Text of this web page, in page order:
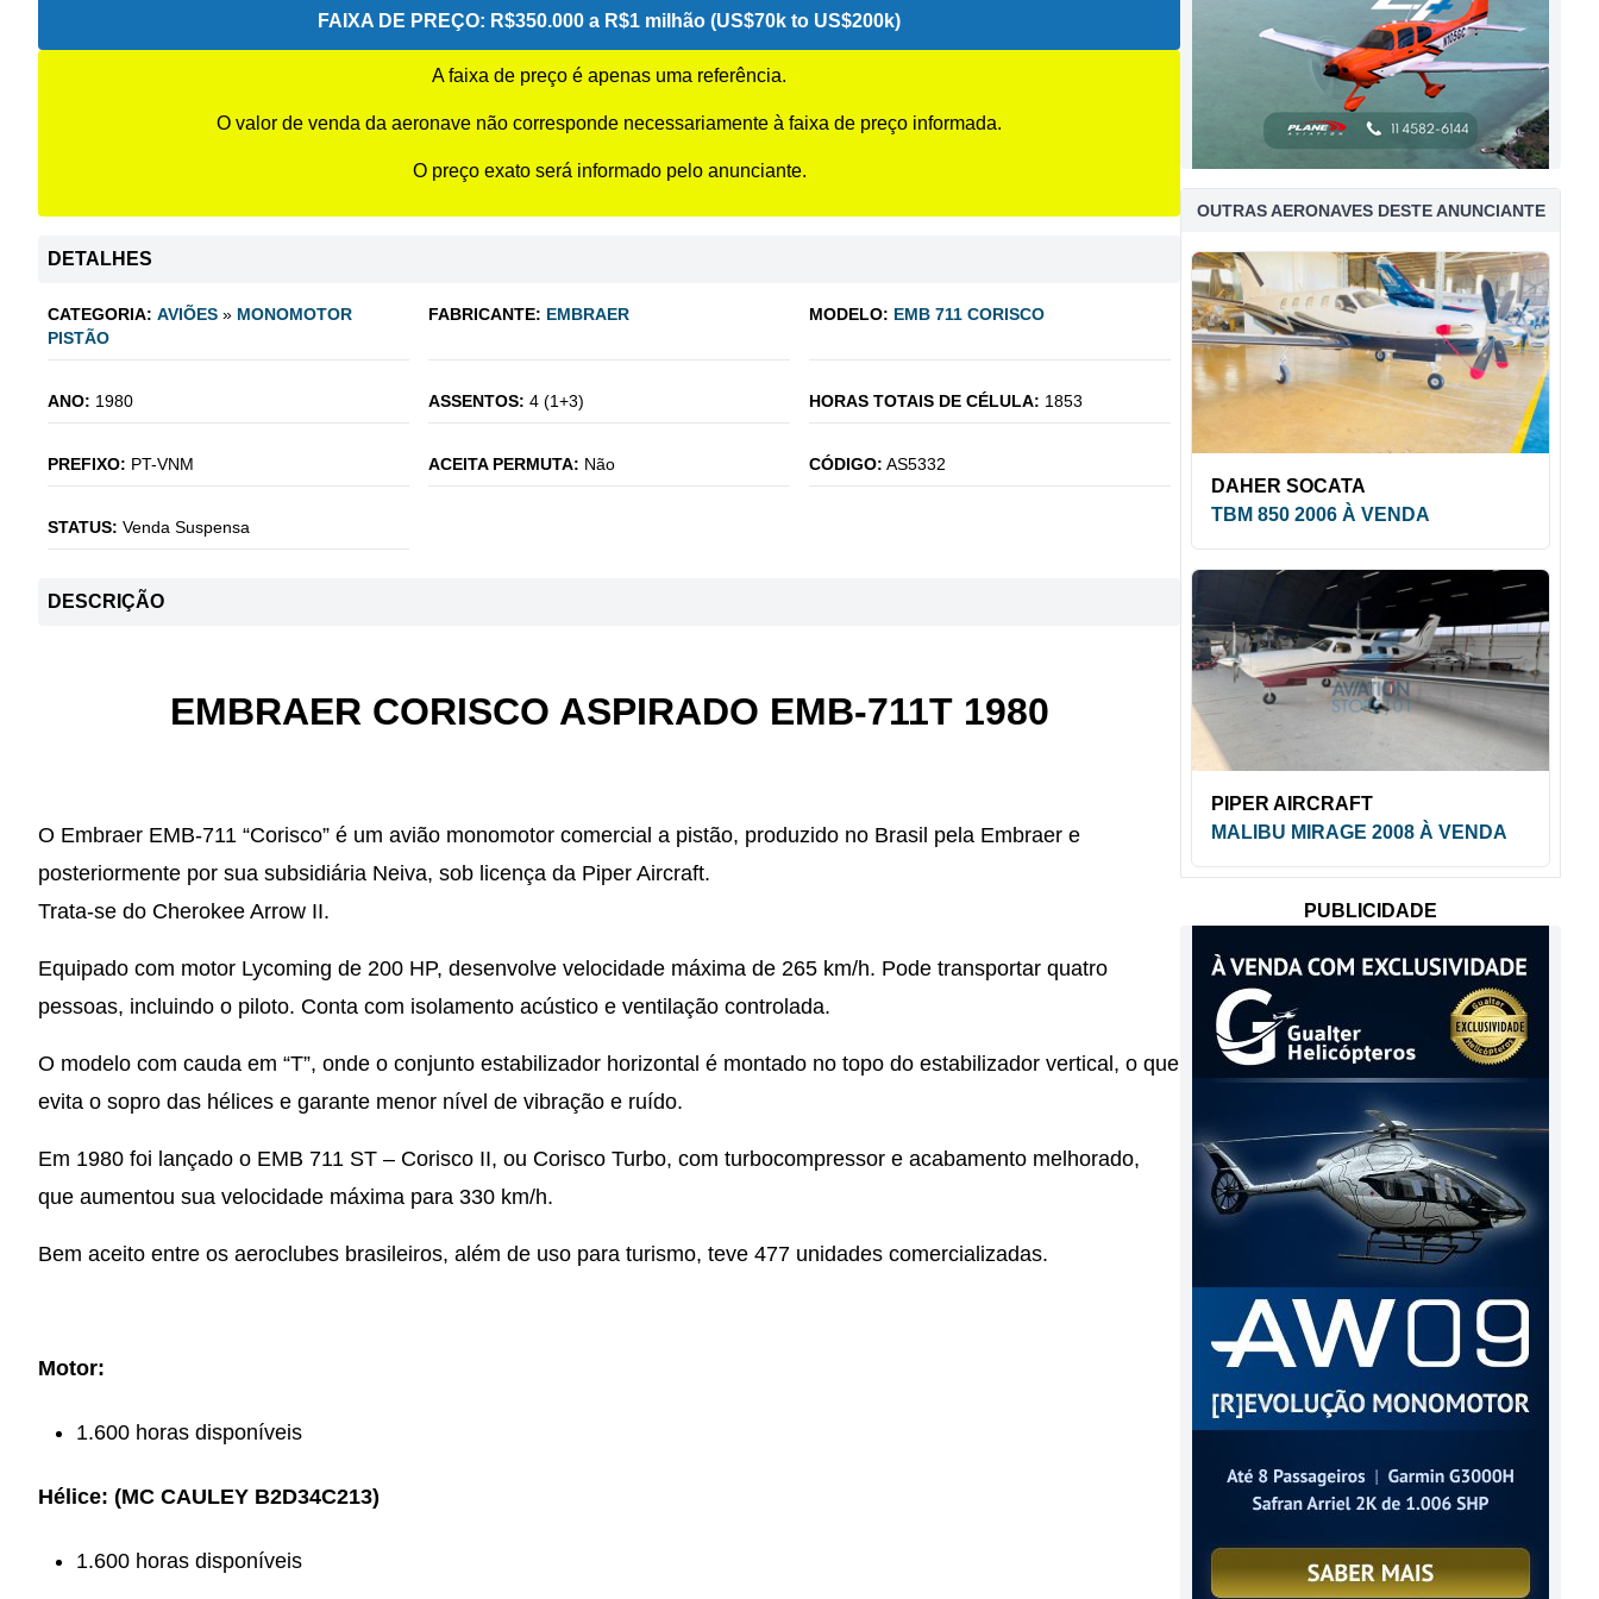
FAIXA DE PREÇO: R$350.000 a R$1 milhão (US$70k to US$200k)
A faixa de preço é apenas uma referência.
O valor de venda da aeronave não corresponde necessariamente à faixa de preço informada.
O preço exato será informado pelo anunciante.
DETALHES
CATEGORIA: AVIÕES » MONOMOTOR
PISTÃO
FABRICANTE: EMBRAER MODELO: EMB 711 CORISCO
ANO: 1980 ASSENTOS: 4 (1+3) HORAS TOTAIS DE CÉLULA: 1853
PREFIXO: PT-VNM ACEITA PERMUTA: Não CÓDIGO: AS5332
STATUS: Venda Suspensa
DESCRIÇÃO
EMBRAER CORISCO ASPIRADO EMB-711T 1980
O Embraer EMB-711 “Corisco” é um avião monomotor comercial a pistão, produzido no Brasil pela Embraer e
posteriormente por sua subsidiária Neiva, sob licença da Piper Aircraft.
Trata-se do Cherokee Arrow II.
Equipado com motor Lycoming de 200 HP, desenvolve velocidade máxima de 265 km/h. Pode transportar quatro
pessoas, incluindo o piloto. Conta com isolamento acústico e ventilação controlada.
O modelo com cauda em “T”, onde o conjunto estabilizador horizontal é montado no topo do estabilizador vertical, o que
evita o sopro das hélices e garante menor nível de vibração e ruído.
Em 1980 foi lançado o EMB 711 ST – Corisco II, ou Corisco Turbo, com turbocompressor e acabamento melhorado,
que aumentou sua velocidade máxima para 330 km/h.
Bem aceito entre os aeroclubes brasileiros, além de uso para turismo, teve 477 unidades comercializadas.
Motor:
1.600 horas disponíveis
Hélice: (MC CAULEY B2D34C213)
1.600 horas disponíveis
OUTRAS AERONAVES DESTE ANUNCIANTE
DAHER SOCATA
TBM 850 2006 À VENDA
PIPER AIRCRAFT
MALIBU MIRAGE 2008 À VENDA
PUBLICIDADE